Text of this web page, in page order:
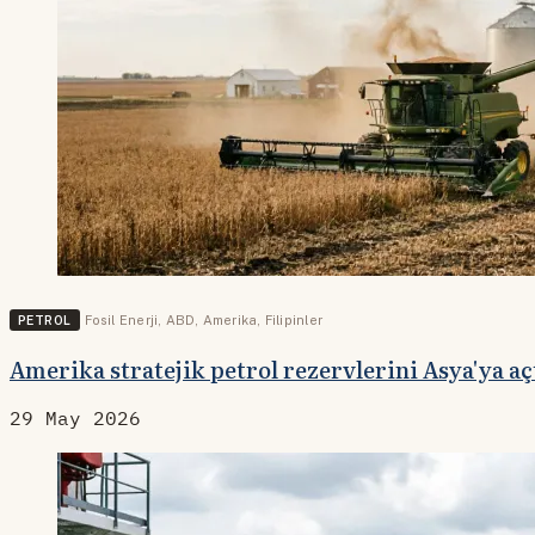
PETROL Fosil Enerji ABD Amerika Filipinler
Amerika stratejik petrol rezervlerini Asya'ya
29 May 2026